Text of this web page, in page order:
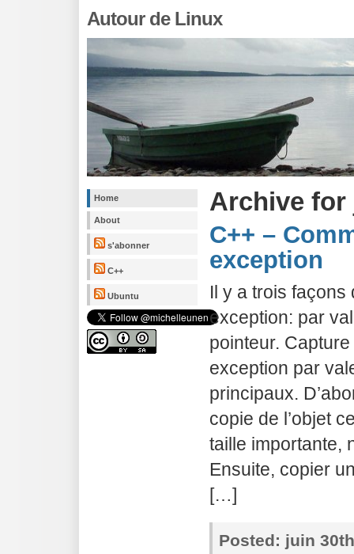
Autour de Linux
Home
About
s'abonner
C++
Ubuntu
Archive for
C++ –
exception
Il y a trois façons
exception: par
pointeur.
exception par
principaux.
copie de l’objet
taille importante,
Ensuite, copier
[…]
Posted: juin